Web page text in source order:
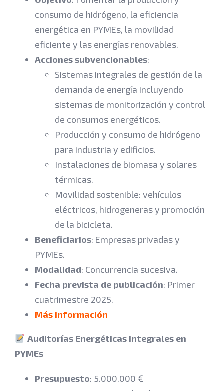
consumo de hidrógeno, la eficiencia
energética en PYMEs, la movilidad
eficiente y las energías renovables.
Acciones subvencionables:
Sistemas integrales de gestión de la
demanda de energía incluyendo
sistemas de monitorización y control
de consumos energéticos.
Producción y consumo de hidrógeno
para industria y edificios.
Instalaciones de biomasa y solares
térmicas.
Movilidad sostenible: vehículos
eléctricos, hidrogeneras y promoción
de la bicicleta.
Beneficiarios: Empresas privadas y
PYMEs.
Modalidad: Concurrencia sucesiva.
Fecha prevista de publicación: Primer
cuatrimestre 2025.
Más información
Auditorías Energéticas Integrales en
PYMEs
Presupuesto: 5.000.000 €